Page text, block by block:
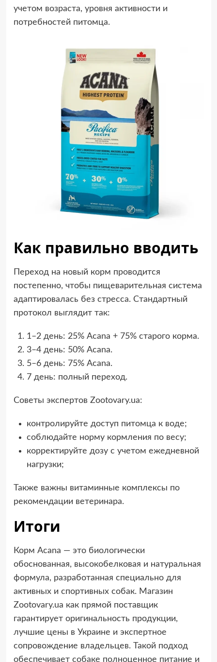
учетом возраста, уровня активности и
потребностей питомца.
Как правильно вводить
Переход на новый корм проводится
постепенно, чтобы пищеварительная система
адаптировалась без стресса. Стандартный
протокол выглядит так:
1–2 день: 25% Acana + 75% старого корма.
3–4 день: 50% Acana.
5–6 день: 75% Acana.
7 день: полный переход.
Советы экспертов Zootovary.ua:
контролируйте доступ питомца к воде;
соблюдайте норму кормления по весу;
корректируйте дозу с учетом ежедневной
нагрузки;
Также важны витаминные комплексы по
рекомендации ветеринара.
Итоги
Корм Acana — это биологически
обоснованная, высокобелковая и натуральная
формула, разработанная специально для
активных и спортивных собак. Магазин
Zootovary.ua как прямой поставщик
гарантирует оригинальность продукции,
лучшие цены в Украине и экспертное
сопровождение владельцев. Такой подход
обеспечивает собаке полноценное питание и